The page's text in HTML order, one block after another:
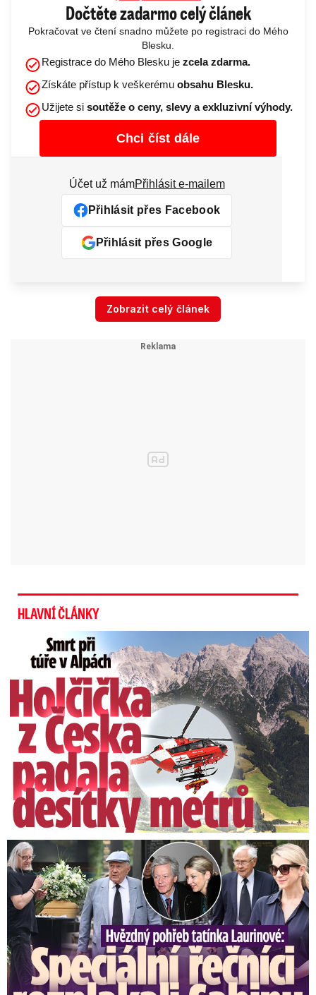
Dočtěte zadarmo celý článek
Pokračovat ve čtení snadno můžete po registraci do Mého
Blesku.
Registrace do Mého Blesku je zcela zdarma.
Získáte přístup k veškerému obsahu Blesku.
Užijete si soutěže o ceny, slevy a exkluzivní výhody.
Chci číst dále
Účet už mámPřihlásit e-mailem
Přihlásit přes Facebook
Přihlásit přes Google
Zobrazit celý článek
HLAVNÍ ČLÁNKY
Smrt Češky v Alpách: Zemřela při túře s rodiči
Speciální řečníci nad rakví Laurina: Rozbrečeli i dceru